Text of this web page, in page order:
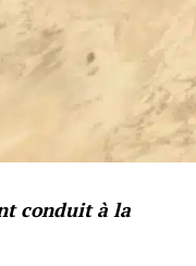
conduit à la